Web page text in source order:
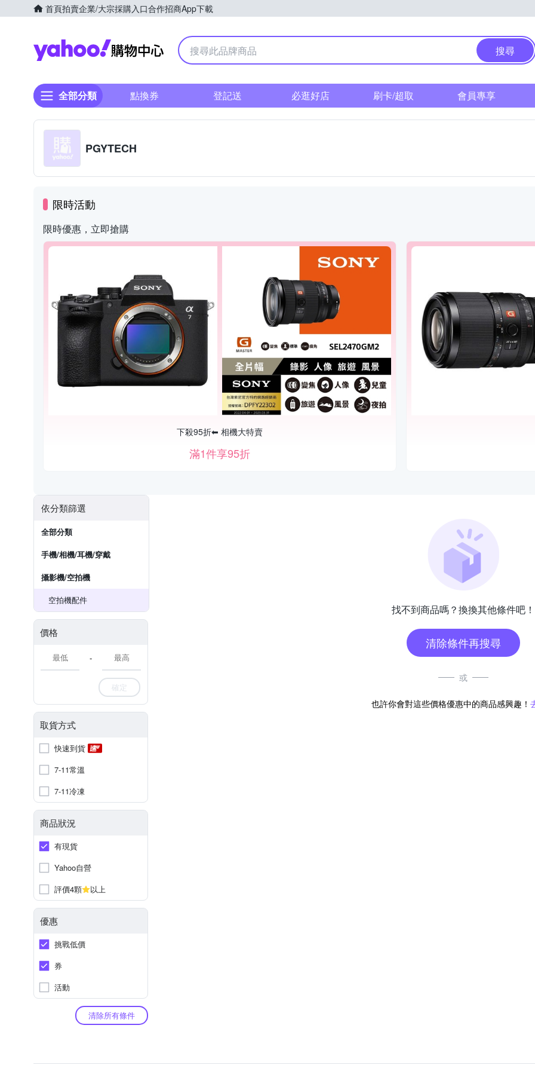
首頁拍賣企業/大宗採購入口合作招商App下載
Yahoo購物中心
搜尋
全部分類 點換券 登記送 必逛好店 刷卡/超取 會員專享
PGYTECH
限時活動
限時優惠，立即搶購
下殺95折⬅︎ 相機大特賣
滿1件享95折
依分類篩選
全部分類
手機/相機/耳機/穿戴
攝影機/空拍機
空拍機配件
價格
-
確定
取貨方式
快速到貨
7-11常溫
7-11冷凍
商品狀況
有現貨
Yahoo自營
評價4顆
以上
優惠
挑戰低價
券
活動
清除所有條件
找不到商品嗎？換換其他條件吧！
清除條件再搜尋
或
也許你會對這些價格優惠中的商品感興趣！